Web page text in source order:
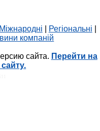
Міжнародні Регіональні
компаній
сайта. Перейти на